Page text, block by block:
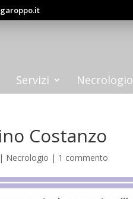
Servizi Necrologio
Costanzo
| Necrologio | 1 commento